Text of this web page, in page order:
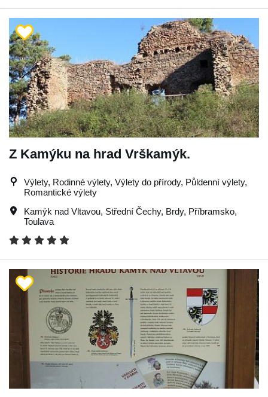
Z Kamýku na hrad Vrškamýk.
Výlety, Rodinné výlety, Výlety do přírody, Půldenní výlety,
Romantické výlety
Kamýk nad Vltavou, Střední Čechy, Brdy, Příbramsko,
Toulava